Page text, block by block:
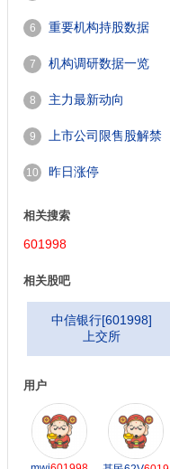
6 重要机构持股数据
7 机构调研数据一览
8 主力最新动向
9 上市公司限售股解禁
一览
10 昨日涨停
相关搜索
601998
相关股吧
中信银行[601998]
上交所
用户